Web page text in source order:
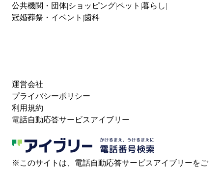
公共機関・団体 ショッピングペット 暮らし
冠婚葬祭・イベント 歯科
運営会社
プライバシーポリシー
利用規約
電話自動応答サービスアイブリー
※このサイトは、電話自動応答サービスアイブリーをご